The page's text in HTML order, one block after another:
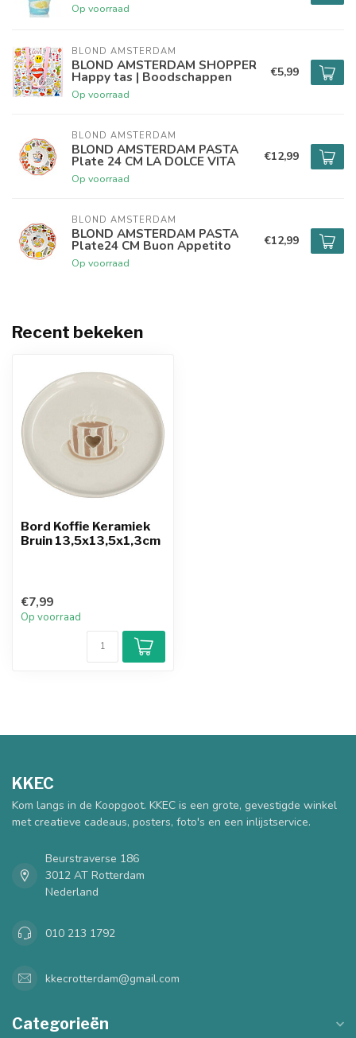
Op voorraad
BLOND AMSTERDAM
BLOND AMSTERDAM SHOPPER
Happy tas | Boodschappen
Op voorraad
€5,99
BLOND AMSTERDAM
BLOND AMSTERDAM PASTA
Plate 24 CM LA DOLCE VITA
Op voorraad
€12,99
BLOND AMSTERDAM
BLOND AMSTERDAM PASTA
Plate24 CM Buon Appetito
Op voorraad
€12,99
Recent bekeken
Bord Koffie Keramiek
Bruin 13,5x13,5x1,3cm
€7,99
Op voorraad
KKEC
Kom langs in de Koopgoot. KKEC is een grote, gevestigde winkel
met creatieve cadeaus, posters, foto's en een inlijstservice.
Beurstraverse 186
3012 AT Rotterdam
Nederland
010 213 1792
kkecrotterdam@gmail.com
Categorieën